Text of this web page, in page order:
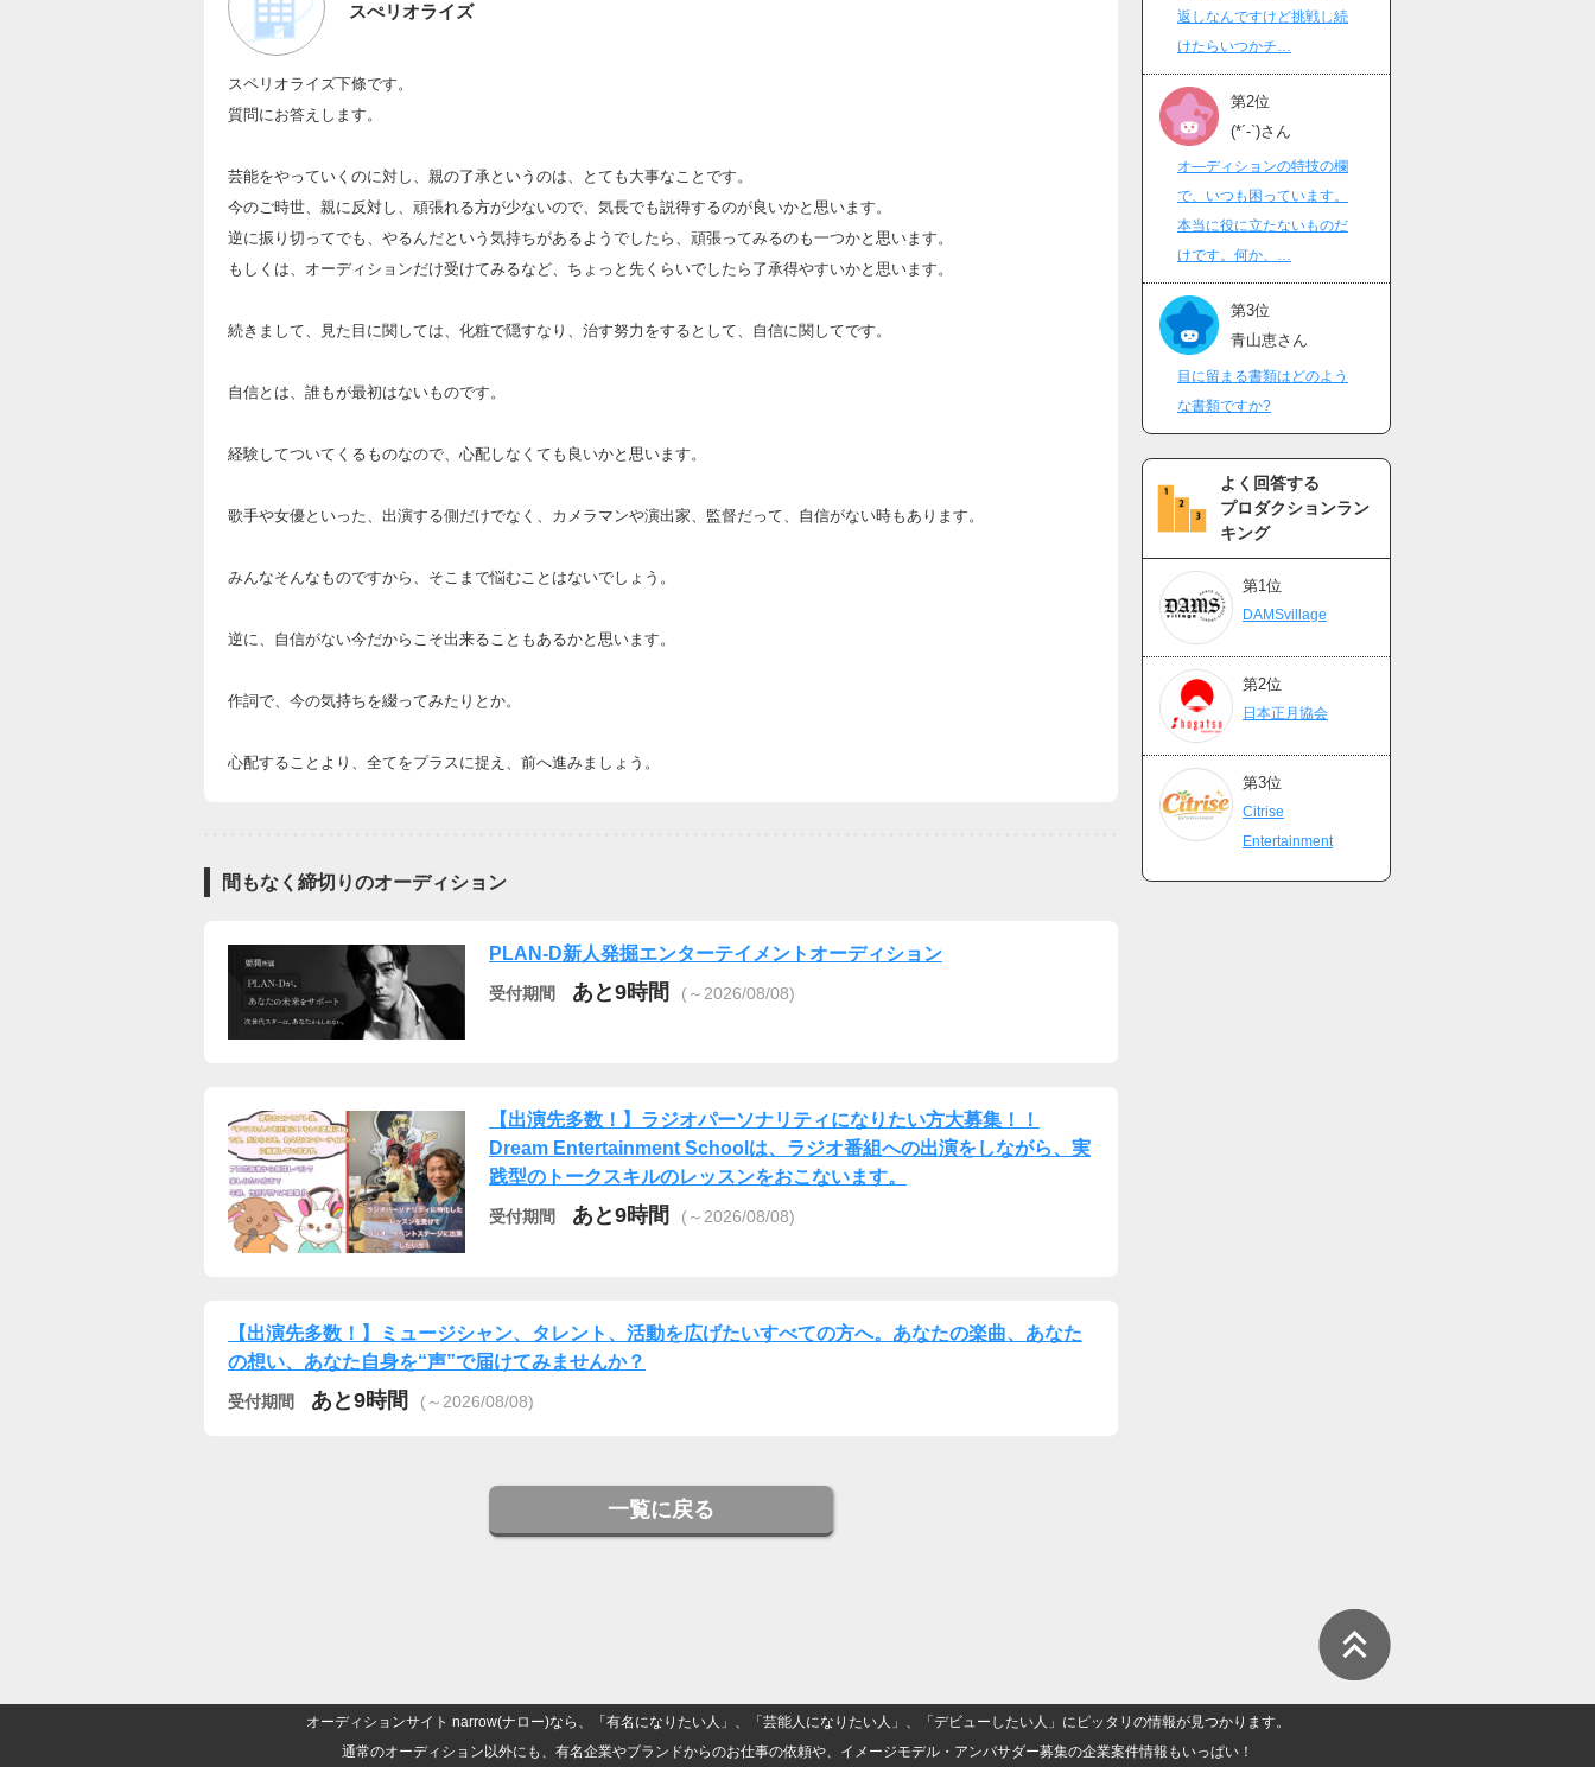
スぺリオライズ
スペリオライズ下條です。
質問にお答えします。
芸能をやっていくのに対し、親の了承というのは、とても大事なことです。
今のご時世、親に反対し、頑張れる方が少ないので、気長でも説得するのが良いかと思います。
逆に振り切ってでも、やるんだという気持ちがあるようでしたら、頑張ってみるのも一つかと思います。
もしくは、オーディションだけ受けてみるなど、ちょっと先くらいでしたら了承得やすいかと思います。
続きまして、見た目に関しては、化粧で隠すなり、治す努力をするとして、自信に関してです。
自信とは、誰もが最初はないものです。
経験してついてくるものなので、心配しなくても良いかと思います。
歌手や女優といった、出演する側だけでなく、カメラマンや演出家、監督だって、自信がない時もあります。
みんなそんなものですから、そこまで悩むことはないでしょう。
逆に、自信がない今だからこそ出来ることもあるかと思います。
作詞で、今の気持ちを綴ってみたりとか。
心配することより、全てをプラスに捉え、前へ進みましょう。
間もなく締切りのオーディション
PLAN-D新人発掘エンターテイメントオーディション
受付期間 あと9時間 (～2026/08/08)
【出演先多数！】ラジオパーソナリティになりたい方大募集！！
Dream Entertainment Schoolは、ラジオ番組への出演をしながら、実
践型のトークスキルのレッスンをおこないます。
受付期間 あと9時間 (～2026/08/08)
【出演先多数！】ミュージシャン、タレント、活動を広げたいすべての方へ。あなたの楽曲、あなた
の想い、あなた自身を“声”で届けてみませんか？
受付期間 あと9時間 (～2026/08/08)
一覧に戻る
返しなんですけど挑戦し続
けたらいつかチ…
第2位
(*´-`)さん
オ―ディションの特技の欄
で、いつも困っています。
本当に役に立たないものだ
けです。何か、…
第3位
青山恵さん
目に留まる書類はどのよう
な書類ですか?
よく回答する
プロダクションラン
キング
第1位
DAMSvillage
第2位
日本正月協会
第3位
Citrise
Entertainment
オーディションサイト narrow(ナロー)なら、「有名になりたい人」、「芸能人になりたい人」、「デビューしたい人」にピッタリの情報が見つかります。
通常のオーディション以外にも、有名企業やブランドからのお仕事の依頼や、イメージモデル・アンバサダー募集の企業案件情報もいっぱい！